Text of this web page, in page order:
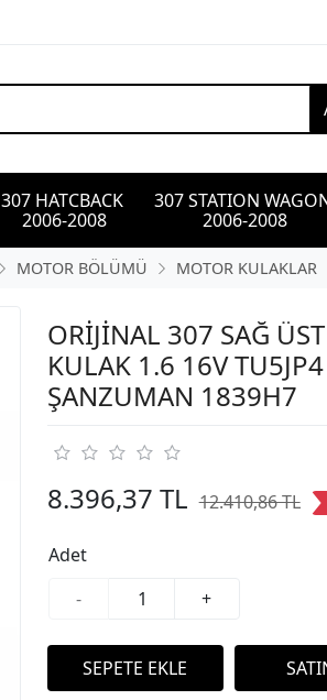
307 HATCBACK
2006-2008
307 STATION
2006-2008
MOTOR BÖLÜMÜ MOTOR KULAKLAR
ORİJİNAL 307 SAĞ
KULAK 1.6 16V
ŞANZUMAN 1839H7
8.396,37 TL 12.410,86 TL
Adet
-
+